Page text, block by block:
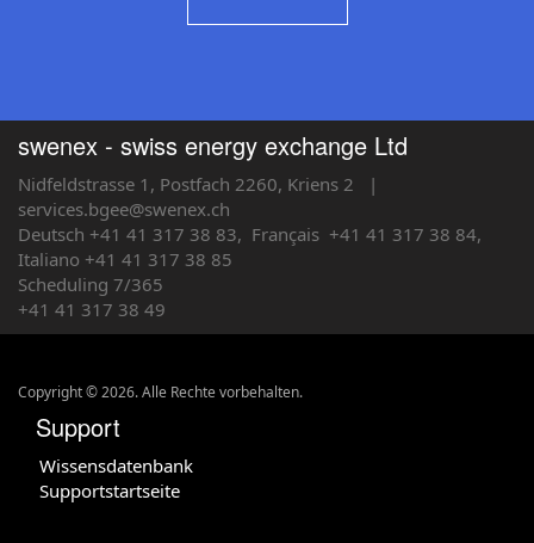
swenex - swiss energy exchange Ltd
Nidfeldstrasse 1, Postfach 2260, Kriens 2
|
services.bgee@swenex.ch
Deutsch +41 41 317 38 83, Français +41 41 317 38 84,
Italiano +41 41 317 38 85
Scheduling 7/365
+41 41 317 38 49
Copyright © 2026. Alle Rechte vorbehalten.
Support
Wissensdatenbank
Supportstartseite